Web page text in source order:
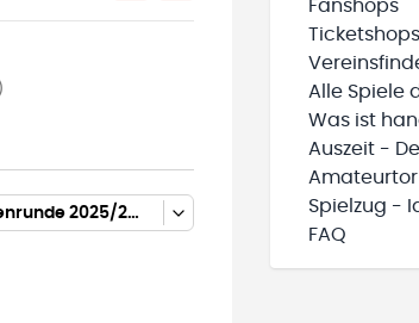
K09_gF6.1 SpH Brackel 1 DJK Saxonia Dortmund (Hallenrunde 2025/2026)
Fanshops
Ticketshops
Alle Spiele
Was ist
Auszeit -
Spielzug -
FAQ